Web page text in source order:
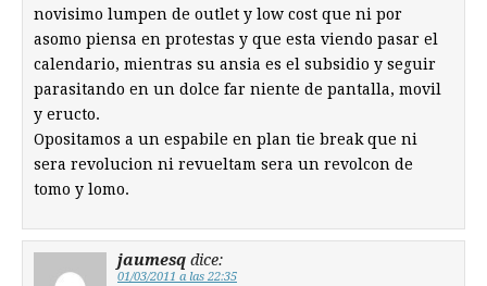
novisimo lumpen de outlet y low cost que ni por
asomo piensa en protestas y que esta viendo pasar el
calendario, mientras su ansia es el subsidio y seguir
parasitando en un dolce far niente de pantalla, movil
y eructo.
Opositamos a un espabile en plan tie break que ni
sera revolucion ni revueltam sera un revolcon de
tomo y lomo.
jaumesq dice:
01/03/2011 a las 22:35